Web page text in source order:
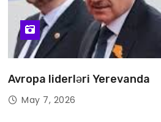
Avropa liderləri Yerevanda
May 7, 2026